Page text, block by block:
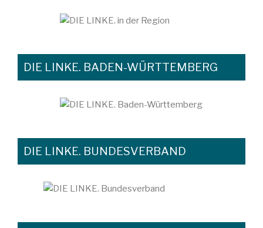
DIE LINKE. BADEN-WÜRTTEMBERG
DIE LINKE. BUNDESVERBAND